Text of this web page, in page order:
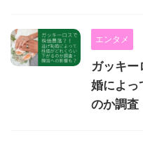
エンタメ
ガッキ
婚によっ
のか調査